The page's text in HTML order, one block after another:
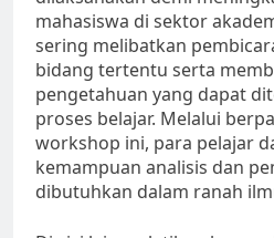
mahasiswa di sektor
sering melibatkan
bidang tertentu serta
pengetahuan yang dapat
proses belajar. Melalui
workshop ini, para pelajar
kemampuan analisis dan
dibutuhkan dalam ranah